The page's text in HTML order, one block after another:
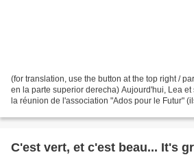
(for translation, use the button at the top right /
en la parte superior derecha) Aujourd'hui, Lea
la réunion de l'association "Ados pour le Futur"
C'est vert, et c'est beau... It's